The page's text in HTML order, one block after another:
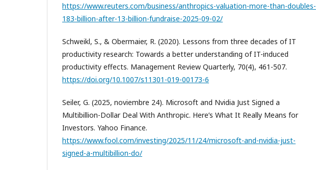
https://www.reuters.com/business/anthropics-valuation-more-than-doubles-
183-billion-after-13-billion-fundraise-2025-09-02/
Schweikl, S., & Obermaier, R. (2020). Lessons from three decades of IT
productivity research: Towards a better understanding of IT-induced
productivity effects. Management Review Quarterly, 70(4), 461-507.
https://doi.org/10.1007/s11301-019-00173-6
Seiler, G. (2025, noviembre 24). Microsoft and Nvidia Just Signed a
Multibillion-Dollar Deal With Anthropic. Here’s What It Really Means for
Investors. Yahoo Finance.
https://www.fool.com/investing/2025/11/24/microsoft-and-nvidia-just-
signed-a-multibillion-do/